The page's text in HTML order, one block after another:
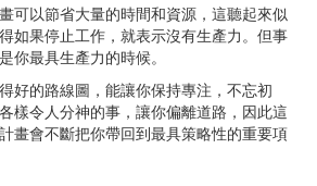
可以節省大量的時間和資源，這聽起來似
如果停止工作，就表示沒有生產力。但事
你最具生產力的時候。
好的路線圖，能讓你保持專注，不忘初
樣令人分神的事，讓你偏離道路，因此這
畫會不斷把你帶回到最具策略性的重要項